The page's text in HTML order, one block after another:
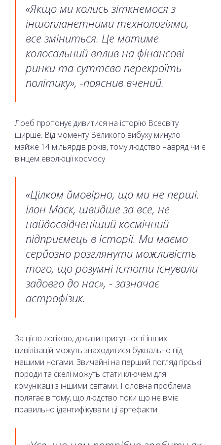
«Якщо ми колись зіткнемося з
іншопланетними технологіями,
все зміниться. Це матиме
колосальний вплив на фінансові
ринки та суттєво перекроїть
політику», -пояснив вчений.
Лоеб пропонує дивитися на історію Всесвіту
ширше. Від моменту Великого вибуху минуло
майже 14 мільярдів років, тому людство навряд чи є
вінцем еволюції космосу.
«Цілком ймовірно, що ми не перші.
Ілон Маск, швидше за все, не
найдосвідченіший космічний
підприємець в історії. Ми маємо
серйозно розглянути можливість
того, що розумні істоти існували
задовго до нас», - зазначає
астрофізик.
За цією логікою, докази присутності інших
цивілізацій можуть знаходитися буквально під
нашими ногами. Звичайні на перший погляд гірські
породи та скелі можуть стати ключем для
комунікації з іншими світами. Головна проблема
полягає в тому, що людство поки що не вміє
правильно ідентифікувати ці артефакти.